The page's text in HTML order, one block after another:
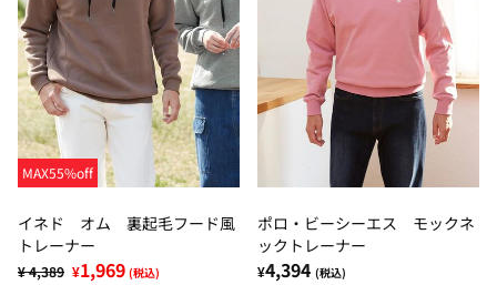
MAX55%off
イネド オム 裏起毛フード風
トレーナー
¥ 4,389 ¥1,969 (税込)
ポロ・ビーシーエス モックネ
ックトレーナー
¥4,394 (税込)